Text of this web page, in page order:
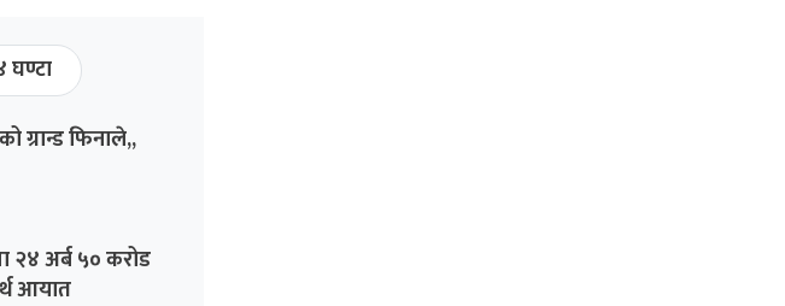
घण्टा
ग्रान्ड फिनाले,,
२४ अर्ब ५० करोड
आयात